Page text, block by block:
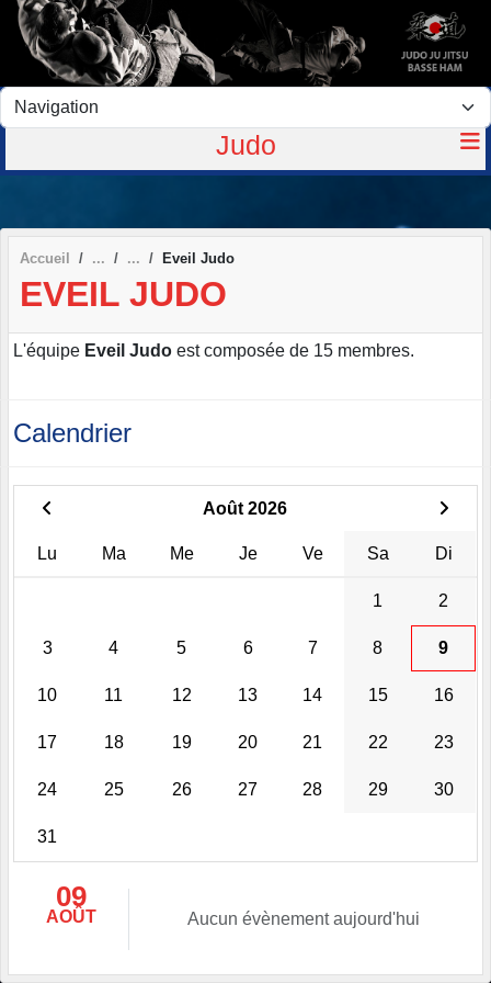
Judo
Accueil Eveil Judo
EVEIL JUDO
L'équipe Eveil Judo est composée de 15 membres.
Calendrier
Août 2026
Lu Ma Me Je Ve Sa Di
1 2
3 4 5 6 7 8 9
10 11 12 13 14 15 16
17 18 19 20 21 22 23
24 25 26 27 28 29 30
31
09
AOÛT Aucun évènement aujourd'hui
Panneau de gestion des cookies